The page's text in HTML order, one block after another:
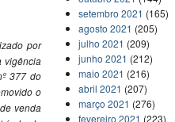
por
vigência
377 do
o
venda
setembro 2021 (165)
agosto 2021 (205)
julho 2021 (209)
junho 2021 (212)
maio 2021 (216)
abril 2021 (207)
março 2021 (276)
fevereiro 2021 (223)